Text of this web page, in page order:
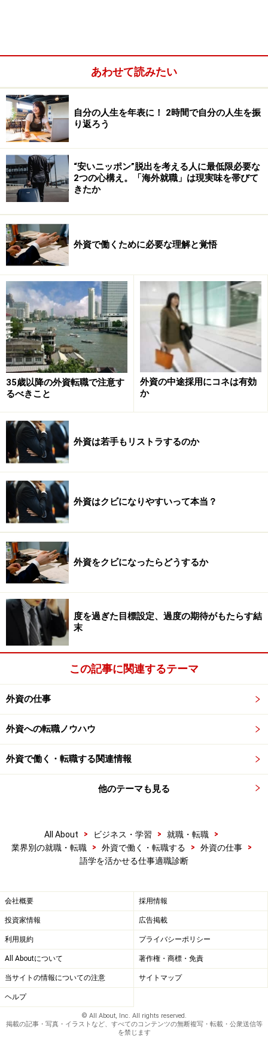
あわせて読みたい
自分の人生を年表に！ 2時間で自分の人生を振
り返ろう
“安いニッポン”脱出を考える人に最低限必要な
2つの心構え。「海外就職」は現実味を帯びて
きたか
外資で働くために必要な理解と覚悟
35歳以降の外資転職で注意す
るべきこと
外資の中途採用にコネは有効
か
外資は若手もリストラするのか
外資はクビになりやすいって本当？
外資をクビになったらどうするか
度を過ぎた目標設定、過度の期待がもたらす結
末
この記事に関連するテーマ
外資の仕事
外資への転職ノウハウ
外資で働く・転職する関連情報
他のテーマも見る
All About > ビジネス・学習 > 就職・転職
>
業界別の就職・転職
> 外資で働く・転職する > 外資の仕事
>
語学を活かせる仕事適職診断
会社概要 採用情報
投資家情報 広告掲載
利用規約 プライバシーポリシー
All Aboutについて 著作権・商標・免責
当サイトの情報についての注意 サイトマップ
ヘルプ
© All About, Inc. All rights reserved.
掲載の記事・写真・イラストなど、すべてのコンテンツの無断複写・転載・公衆送信等
を禁じます